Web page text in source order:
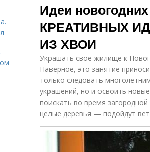
Идеи
КРЕАТИВНЫХ
ИЗ ХВОИ
Украшать своё жилище к
Наверное, это занятие
только следовать
украшений, но и освоить
поискать во время
целые деревья — подойдут